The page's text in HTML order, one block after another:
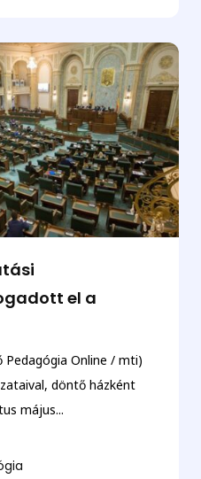
el a
Pedagógia Online / mti)
döntő házként
május...